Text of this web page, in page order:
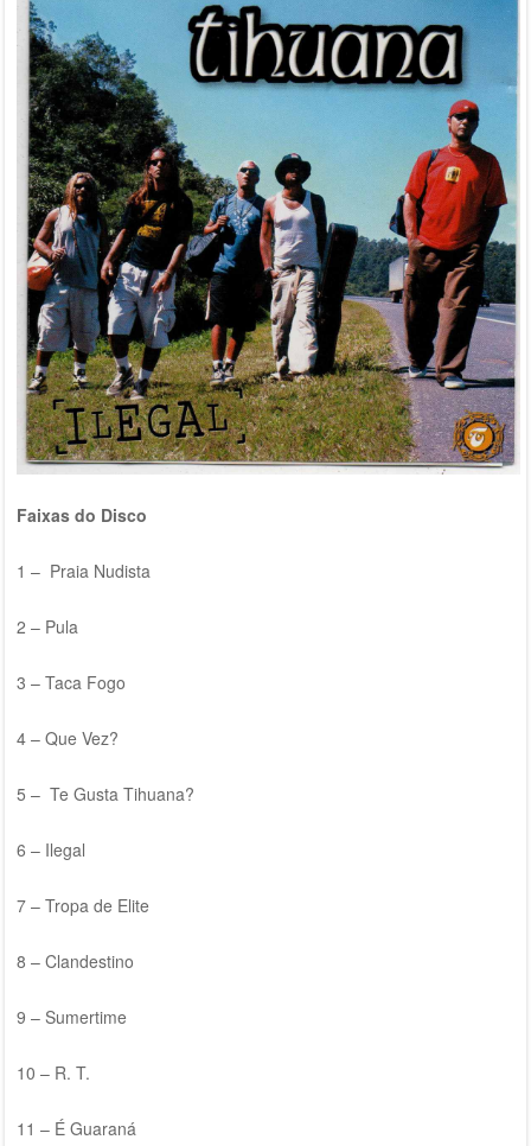
Faixas do Disco
1 – Praia Nudista
2 – Pula
3 – Taca Fogo
4 – Que Vez?
5 – Te Gusta Tihuana?
6 – Ilegal
7 – Tropa de Elite
8 – Clandestino
9 – Sumertime
10 – R. T.
11 – É Guaraná